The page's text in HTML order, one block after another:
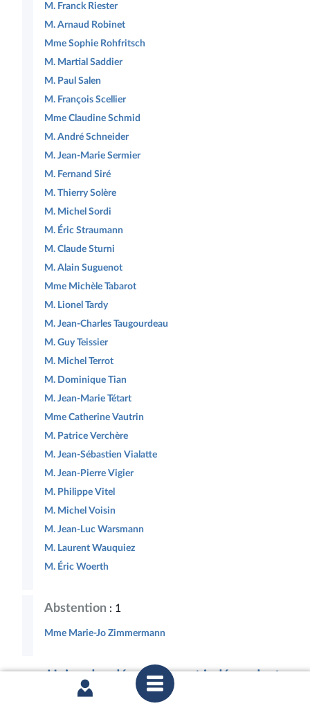
M. Franck Riester
M. Arnaud Robinet
Mme Sophie Rohfritsch
M. Martial Saddier
M. Paul Salen
M. François Scellier
Mme Claudine Schmid
M. André Schneider
M. Jean-Marie Sermier
M. Fernand Siré
M. Thierry Solère
M. Michel Sordi
M. Éric Straumann
M. Claude Sturni
M. Alain Suguenot
Mme Michèle Tabarot
M. Lionel Tardy
M. Jean-Charles Taugourdeau
M. Guy Teissier
M. Michel Terrot
M. Dominique Tian
M. Jean-Marie Tétart
Mme Catherine Vautrin
M. Patrice Verchère
M. Jean-Sébastien Vialatte
M. Jean-Pierre Vigier
M. Philippe Vitel
M. Michel Voisin
M. Jean-Luc Warsmann
M. Laurent Wauquiez
M. Éric Woerth
Abstention : 1
Mme Marie-Jo Zimmermann
Union des démocrates et indépendants
(30 membres)